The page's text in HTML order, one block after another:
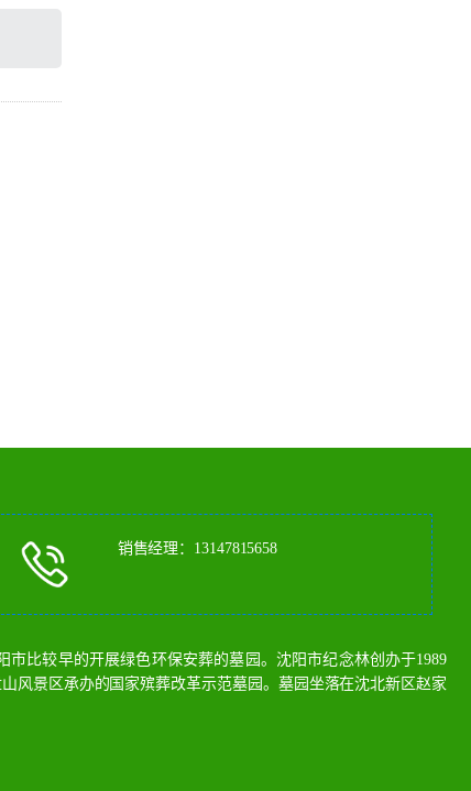
销售经理：13147815658
比较早的开展绿色环保安葬的墓园。沈阳市纪念林创办于1989
风景区承办的国家殡葬改革示范墓园。墓园坐落在沈北新区赵家